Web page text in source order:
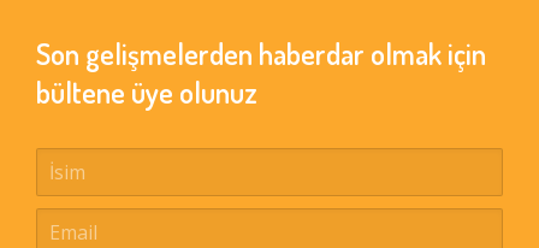
Son gelişmelerden haberdar olmak için
bültene üye olunuz